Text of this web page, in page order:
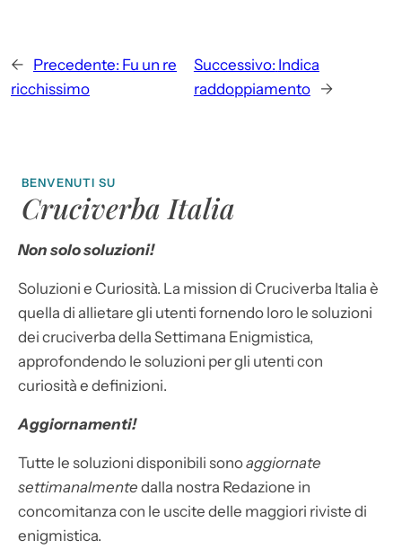
← Precedente: Fu un re
ricchissimo
Successivo: Indica
raddoppiamento
→
BENVENUTI SU
Cruciverba Italia
Non solo soluzioni!
Soluzioni e Curiosità. La mission di Cruciverba Italia è
quella di allietare gli utenti fornendo loro le soluzioni
dei cruciverba della Settimana Enigmistica,
approfondendo le soluzioni per gli utenti con
curiosità e definizioni.
Aggiornamenti!
Tutte le soluzioni disponibili sonoaggiornate
settimanalmente dalla nostra Redazione in
concomitanza con le uscite delle maggiori riviste di
enigmistica.